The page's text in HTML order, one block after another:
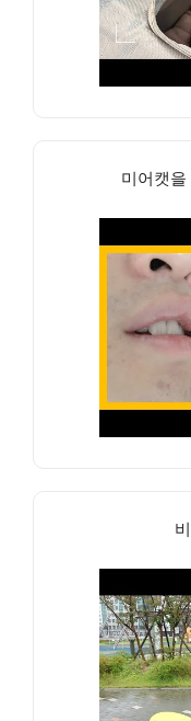
미어캣